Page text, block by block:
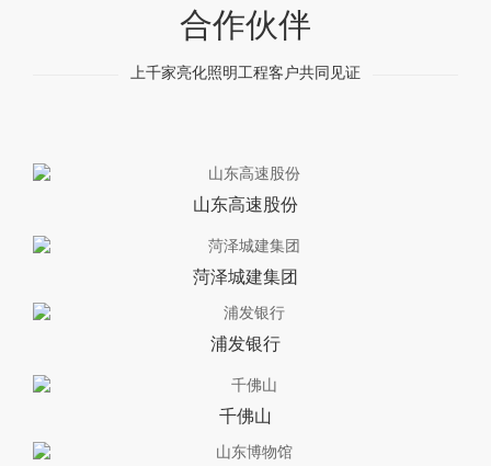
合作伙伴
上千家亮化照明工程客户共同见证
山东高速股份
菏泽城建集团
浦发银行
千佛山